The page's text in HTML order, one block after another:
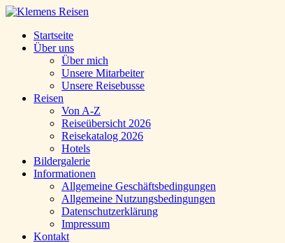
Startseite
Über uns
Über mich
Unsere Mitarbeiter
Unsere Reisebusse
Reisen
Von A-Z
Reiseübersicht 2026
Reisekatalog 2026
Hotels
Bildergalerie
Informationen
Allgemeine Geschäftsbedingungen
Allgemeine Nutzungsbedingungen
Datenschutzerklärung
Impressum
Kontakt